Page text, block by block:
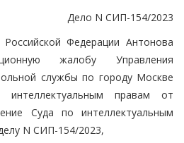
Дело N СИП-154/2023
Федерации Антонова
жалобу Управления
службы по городу Москве
правам от
Суда по интеллектуальным
N СИП-154/2023,